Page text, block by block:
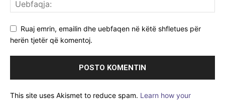
Ruaj emrin, emailin dhe uebfaqen në këtë shfletues për
herën tjetër që komentoj.
This site uses Akismet to reduce spam. Learn how your